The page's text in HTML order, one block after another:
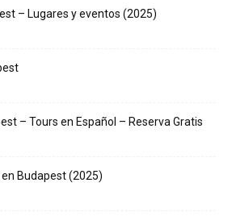
– Lugares y eventos (2025)
– Tours en Español – Reserva Gratis
Budapest (2025)